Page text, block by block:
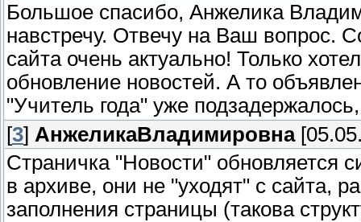
Большое спасибо, Анжелика
навстречу. Отвечу на Ваш вопрос.
сайта очень актуально! Только
обновление новостей. А то
"Учитель года" уже
[3] АнжеликаВладимировна
Страничка "Новости" обновляется
в архиве, они не "уходят" с сайта,
заполнения страницы (такова